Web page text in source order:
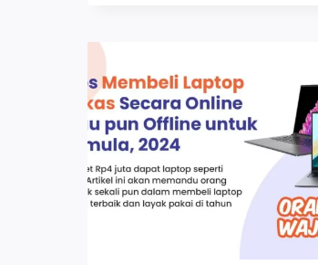
HARIAN
&
SATUAN